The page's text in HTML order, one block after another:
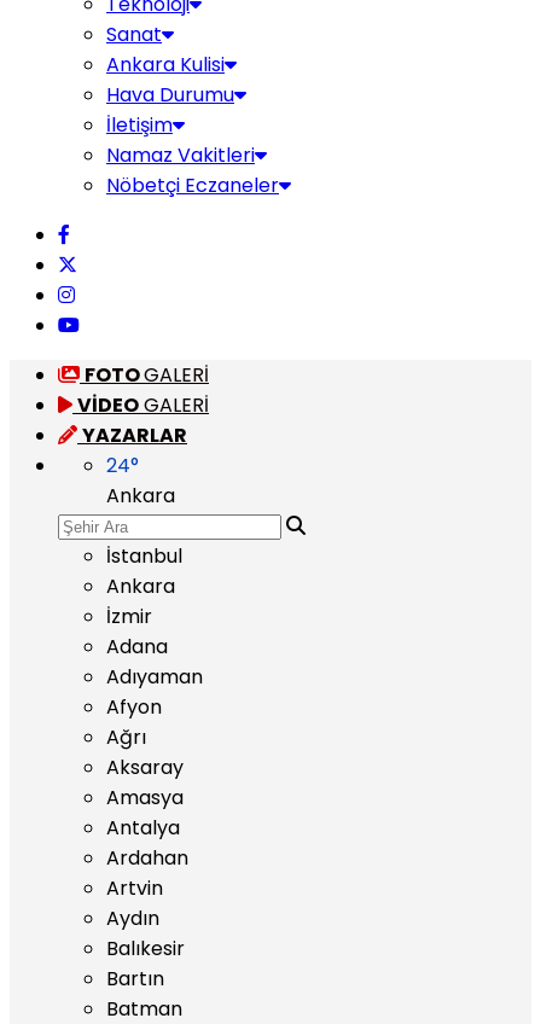
Sanat
Ankara Kulisi
Hava Durumu
İletişim
Namaz Vakitleri
Nöbetçi Eczaneler
FOTOGALERİ
VİDEOGALERİ
YAZARLAR
24°
Ankara
İstanbul
Ankara
İzmir
Adana
Adıyaman
Afyon
Ağrı
Aksaray
Amasya
Antalya
Ardahan
Artvin
Aydın
Balıkesir
Bartın
Batman